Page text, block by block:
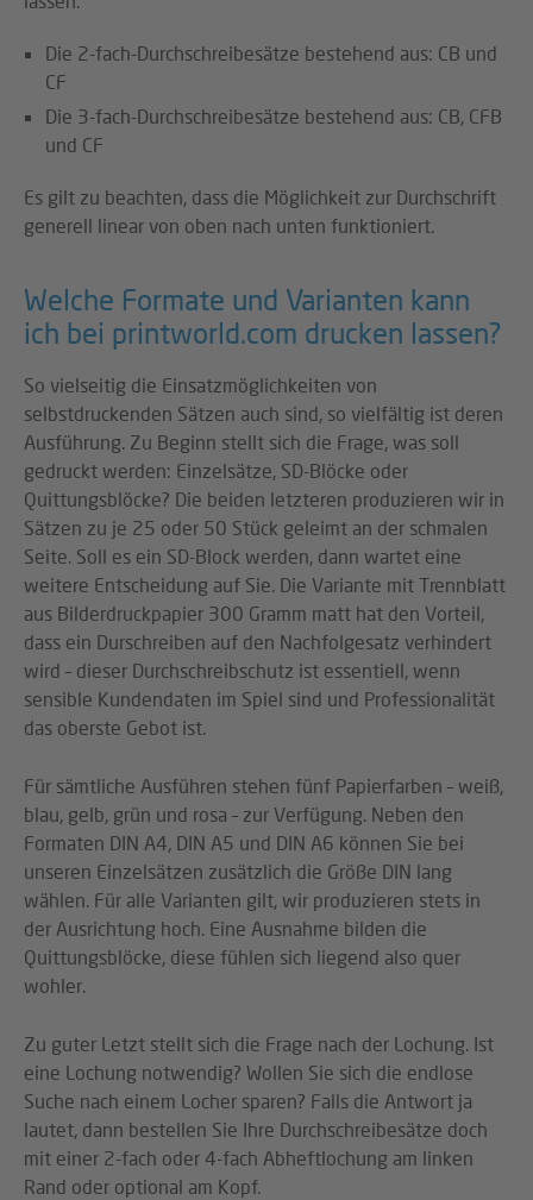
Die 2-fach-Durchschreibesätze bestehend aus: CB und
CF
Die 3-fach-Durchschreibesätze bestehend aus: CB, CFB
und CF
Es gilt zu beachten, dass die Möglichkeit zur Durchschrift
generell linear von oben nach unten funktioniert.
Welche Formate und Varianten kann
ich bei printworld.com drucken lassen?
So vielseitig die Einsatzmöglichkeiten von
selbstdruckenden Sätzen auch sind, so vielfältig ist deren
Ausführung. Zu Beginn stellt sich die Frage, was soll
gedruckt werden: Einzelsätze, SD-Blöcke oder
Quittungsblöcke? Die beiden letzteren produzieren wir in
Sätzen zu je 25 oder 50 Stück geleimt an der schmalen
Seite. Soll es ein SD-Block werden, dann wartet eine
weitere Entscheidung auf Sie. Die Variante mit Trennblatt
aus Bilderdruckpapier 300 Gramm matt hat den Vorteil,
dass ein Durschreiben auf den Nachfolgesatz verhindert
wird – dieser Durchschreibschutz ist essentiell, wenn
sensible Kundendaten im Spiel sind und Professionalität
das oberste Gebot ist.
Für sämtliche Ausführen stehen fünf Papierfarben – weiß,
blau, gelb, grün und rosa – zur Verfügung. Neben den
Formaten DIN A4, DIN A5 und DIN A6 können Sie bei
unseren Einzelsätzen zusätzlich die Größe DIN lang
wählen. Für alle Varianten gilt, wir produzieren stets in
der Ausrichtung hoch. Eine Ausnahme bilden die
Quittungsblöcke, diese fühlen sich liegend also quer
wohler.
Zu guter Letzt stellt sich die Frage nach der Lochung. Ist
eine Lochung notwendig? Wollen Sie sich die endlose
Suche nach einem Locher sparen? Falls die Antwort ja
lautet, dann bestellen Sie Ihre Durchschreibesätze doch
mit einer 2-fach oder 4-fach Abheftlochung am linken
Rand oder optional am Kopf.